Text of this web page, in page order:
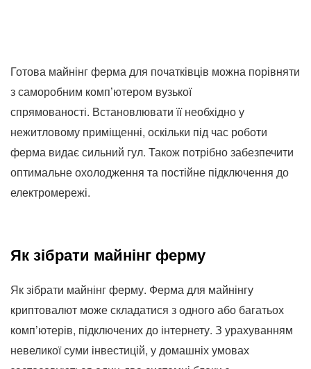
Готова майнінг ферма для початківців можна порівняти
з саморобним комп’ютером вузької
спрямованості. Встановлювати її необхідно у
нежитловому приміщенні, оскільки під час роботи
ферма видає сильний гул. Також потрібно забезпечити
оптимальне охолодження та постійне підключення до
електромережі.
Як зібрати майнінг ферму
Як зібрати майнінг ферму. Ферма для майнінгу
криптовалют може складатися з одного або багатьох
комп’ютерів, підключених до інтернету. З урахуванням
невеликої суми інвестицій, у домашніх умовах